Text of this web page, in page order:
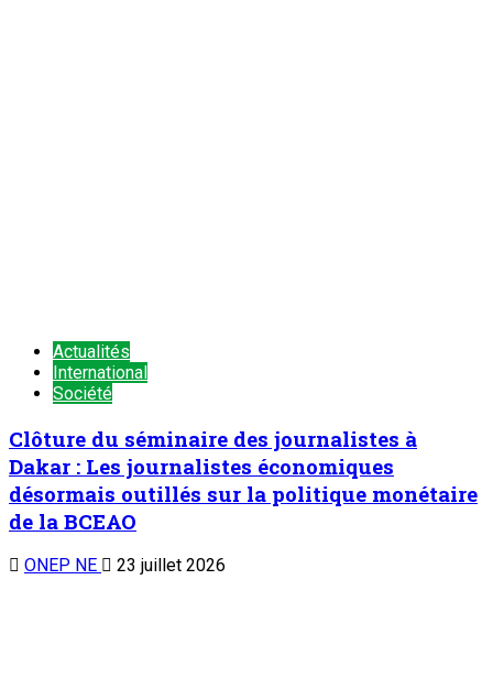
Actualités
International
Société
Clôture du séminaire des journalistes à
Dakar : Les journalistes économiques
désormais outillés sur la politique monétaire
de la BCEAO
ONEP NE 23 juillet 2026